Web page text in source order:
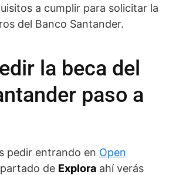
a cumplir para solicitar la
del Banco Santander.
la beca del
paso a
pedir entrando en Open
de Explora ahí verás